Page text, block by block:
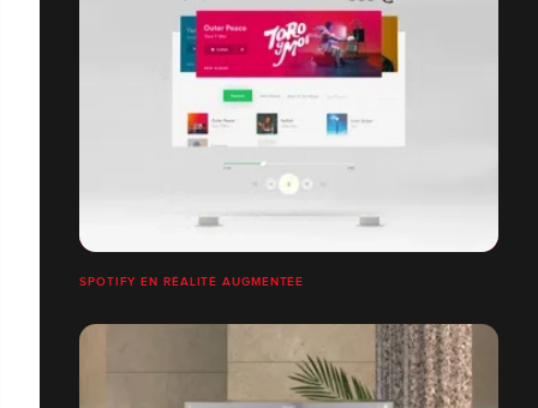
SPOTIFY EN RÉALITÉ AUGMENTÉE